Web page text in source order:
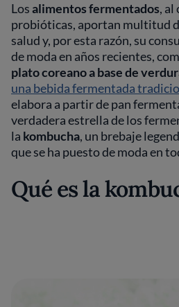
Losalimentos fermentados, al
probióticas, aportan multitud
salud y, por esta razón, su
de moda en años recientes,
plato coreano a base de
una bebida fermentada
elabora a partir de pan
verdadera estrella de los
la kombucha, un brebaje
que se ha puesto de moda en
Qué es la